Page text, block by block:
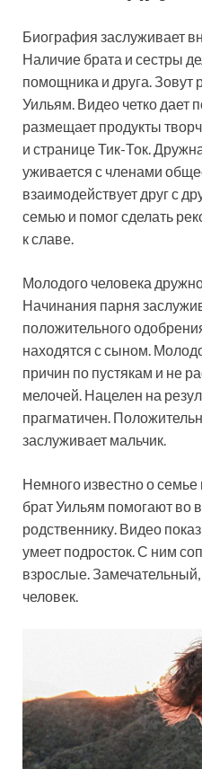
Биография заслуживает
Наличие брата и сестры
помощника и друга. Зовут
Уильям. Видео четко дает
размещает продукты
и странице Тик-Ток.
уживается с членами
взаимодействует друг с
семью и помог сделать
к славе.
Молодого человека
Начинания парня
положительного
находятся с сыном.
причин по пустякам и не
мелочей. Нацелен на
прагматичен.
заслуживает мальчик.
Немного известно о
брат Уильям помогают во
родственнику. Видео
умеет подросток. С ним
взрослые.
человек.